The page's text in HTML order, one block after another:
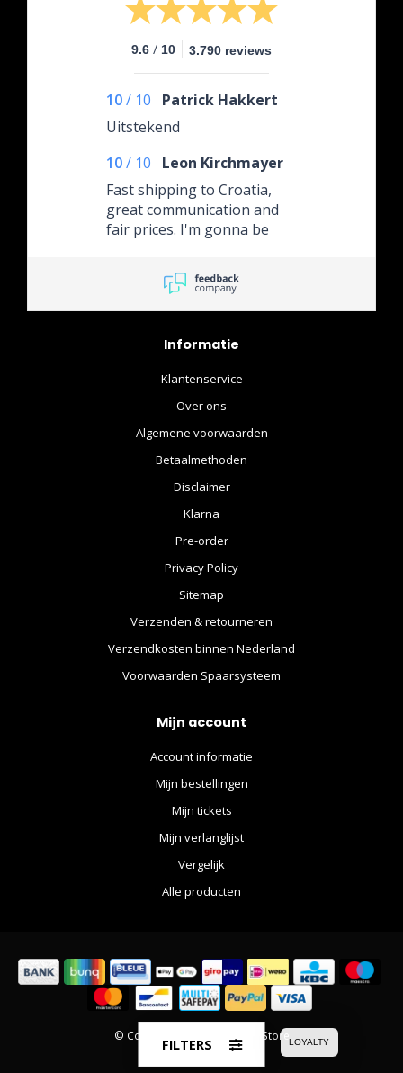
9.6 / 10 3.790 reviews
10/ 10
Patrick Hakkert
Uitstekend
10/ 10
Leon Kirchmayer
Fast shipping to Croatia,
great communication and
fair prices. I'm gonna be
Informatie
Klantenservice
Over ons
Algemene voorwaarden
Betaalmethoden
Disclaimer
Klarna
Pre-order
Privacy Policy
Sitemap
Verzenden & retourneren
Verzendkosten binnen Nederland
Voorwaarden Spaarsysteem
Mijn account
Account informatie
Mijn bestellingen
Mijn tickets
Mijn verlanglijst
Vergelijk
Alle producten
© Copyright 2026 The Movie Store
FILTERS LOYALTY